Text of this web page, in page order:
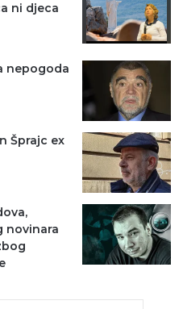
ni djeca
nepogoda
Šprajc ex
novinara